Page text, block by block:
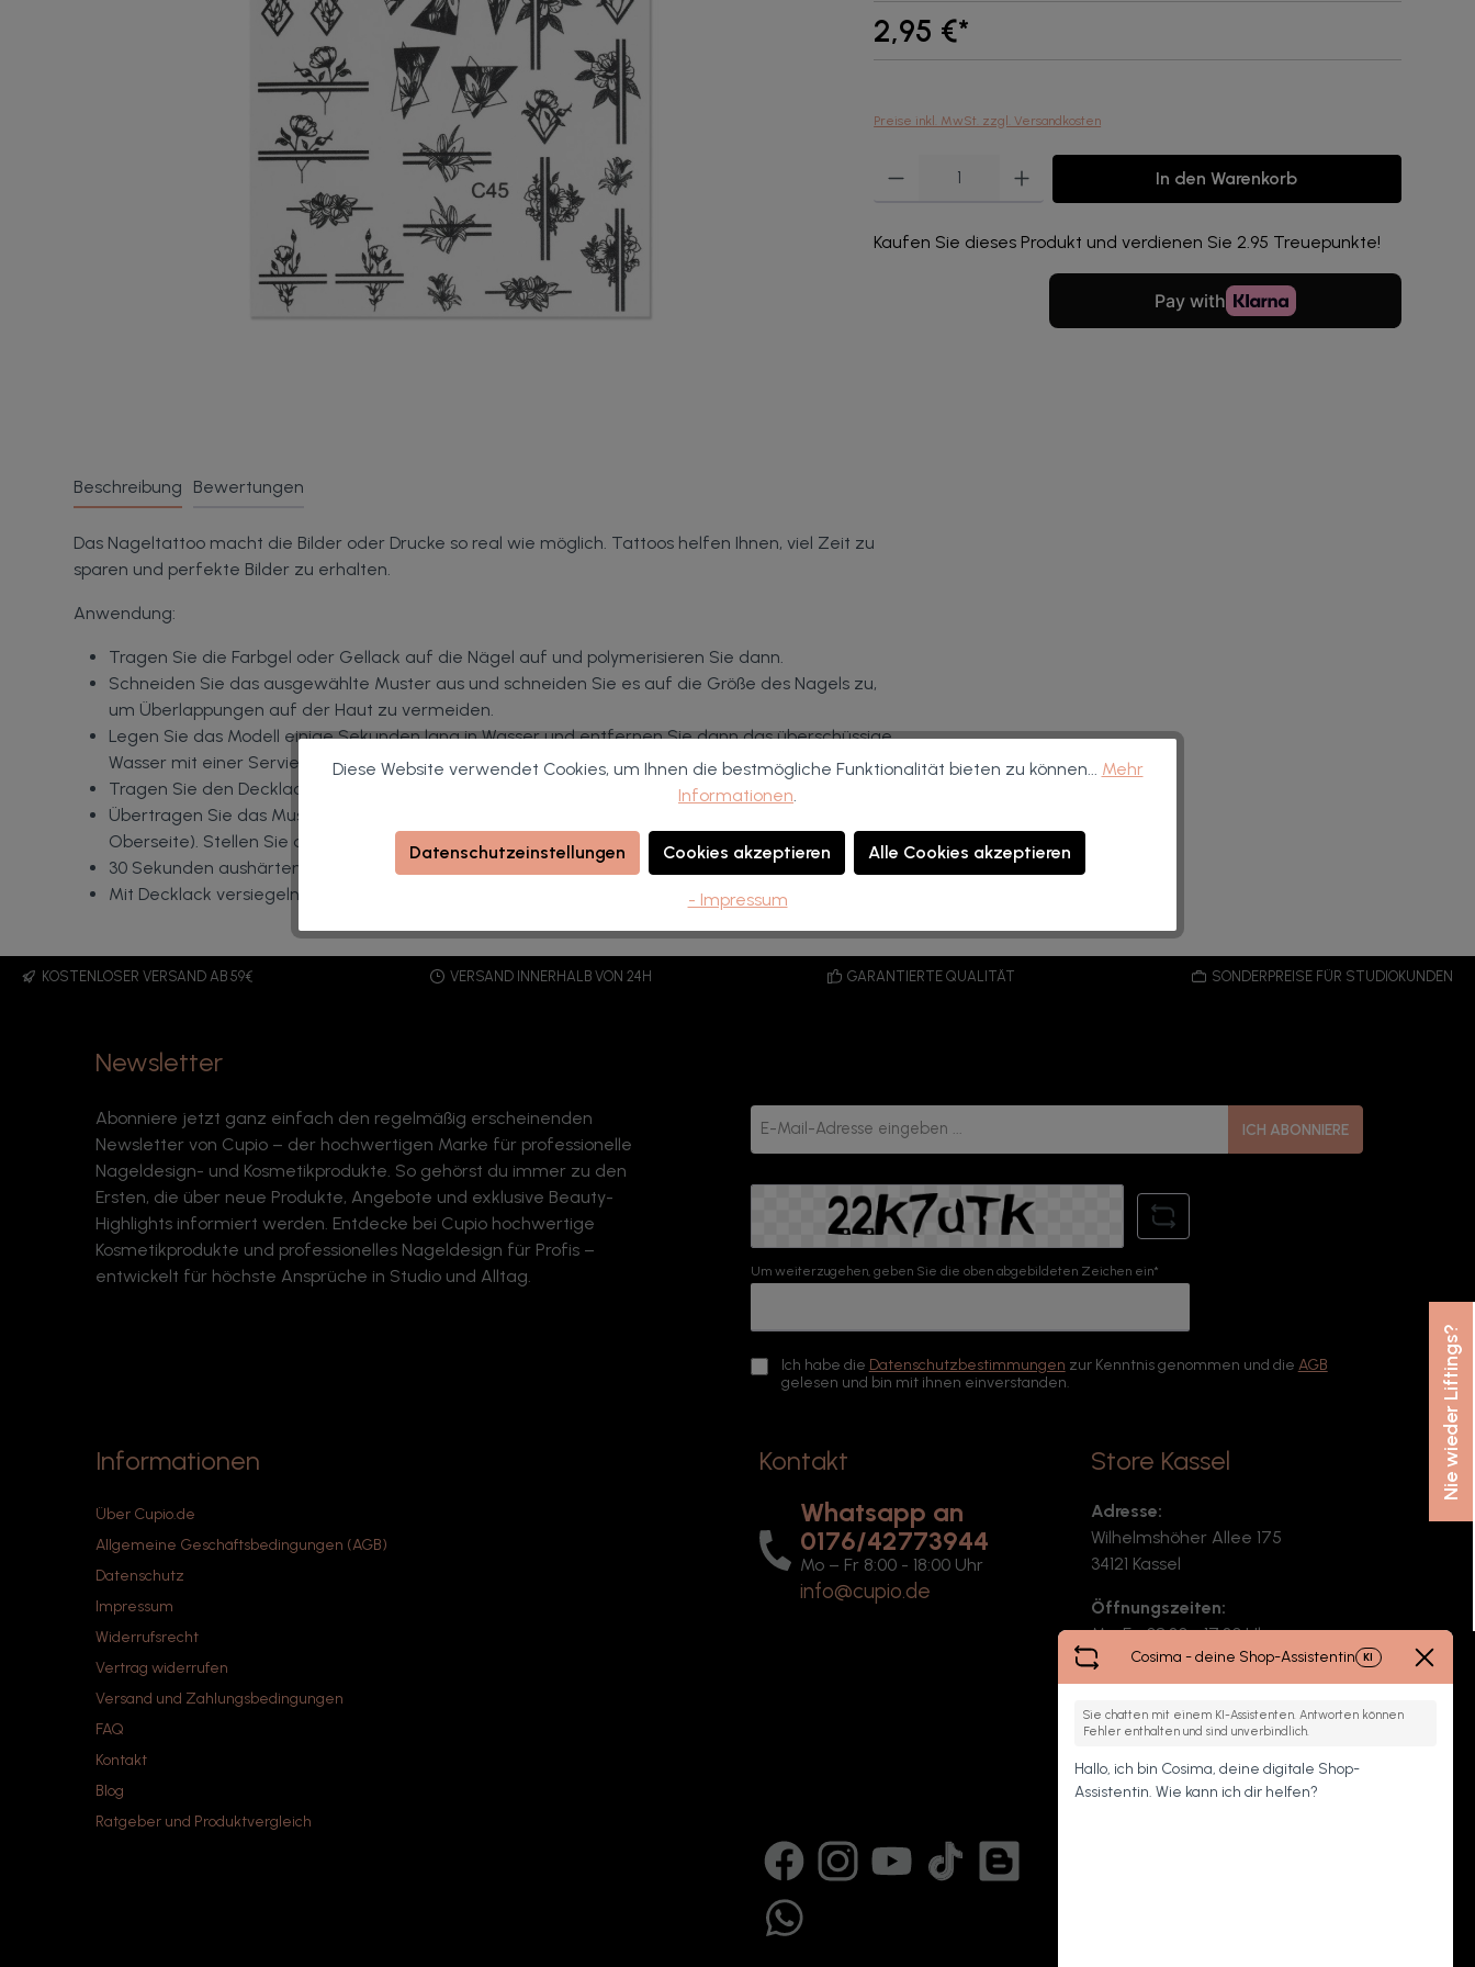
2,95 €*
Preise inkl. MwSt. zzgl. Versandkosten
Produkt Anzahl: Gib den gewünschten Wert ein oder benutze die Schaltflächen um die Anzahl zu
In den Warenkorb
Kaufen Sie dieses Produkt und verdienen Sie 2.95 Treuepunkte!
Beschreibung Bewertungen
Das Nageltattoo macht die Bilder oder Drucke so real wie möglich. Tattoos helfen Ihnen, viel Zeit zu
sparen und perfekte Bilder zu erhalten.
Anwendung:
Tragen Sie die Farbgel oder Gellack auf die Nägel auf und polymerisieren Sie dann.
Schneiden Sie das ausgewählte Muster aus und schneiden Sie es auf die Größe des Nagels zu,
um Überlappungen auf der Haut zu vermeiden.
Legen Sie das Modell einige Sekunden lang in Wasser und entfernen Sie dann das überschüssige
Wasser mit einer Serviette.
Tragen Sie den Decklack auf den Nagel auf, härten Sie ihn jedoch noch nicht aus.
Übertragen Sie das Muster vom Papierhalter auf den Nagel (über die ungehärtete
Oberseite). Stellen Sie das Modell einfach mit Ihrem Finger ein.
30 Sekunden aushärten lassen, dann den Überschuss zerkleinern.
Mit Decklack versiegeln, vollständig polymerisieren.
KOSTENLOSER VERSAND AB 59€ VERSAND INNERHALB VON 24H GARANTIERTE QUALITÄT SONDERPREISE FÜR STUDIOKUNDEN
Newsletter
Abonniere jetzt ganz einfach den regelmäßig erscheinenden
Newsletter von Cupio – der hochwertigen Marke für professionelle
Nageldesign- und Kosmetikprodukte. So gehörst du immer zu den
Ersten, die über neue Produkte, Angebote und exklusive Beauty-
Highlights informiert werden. Entdecke bei Cupio hochwertige
Kosmetikprodukte und professionelles Nageldesign für Profis –
entwickelt für höchste Ansprüche in Studio und Alltag.
Mail-
Adresse*
ICH ABONNIERE
Um weiterzugehen, geben Sie die oben abgebildeten Zeichen ein*
Ich habe die Datenschutzbestimmungen zur Kenntnis genommen und die AGB
gelesen und bin mit ihnen einverstanden.
Informationen
Über Cupio.de
Allgemeine Geschäftsbedingungen (AGB)
Datenschutz
Impressum
Widerrufsrecht
Vertrag widerrufen
Versand und Zahlungsbedingungen
FAQ
Kontakt
Blog
Ratgeber und Produktvergleich
Kontakt
Whatsapp an
0176/42773944
Mo – Fr 8:00 - 18:00 Uhr
info@cupio.de
Store Kassel
Adresse:
Wilhelmshöher Allee 175
34121 Kassel
Öffnungszeiten:
Mo-Fr: 08:30 - 17:30 Uhr
Sa: 10:00 - 13:00 Uhr
Routenplaner starten
FacebookInstagramYouTubeTikTok Blog
WhatsApp
Nie wieder Liftings?
Diese Website verwendet Cookies, um Ihnen die bestmögliche Funktionalität bieten zu können... Mehr
Informationen.
Datenschutzeinstellungen Cookies akzeptieren Alle Cookies akzeptieren
- Impressum
Cosima - deine Shop-Assistentin KI
Sie chatten mit einem KI-Assistenten. Antworten können
Fehler enthalten und sind unverbindlich.
Hallo, ich bin Cosima, deine digitale Shop-
Assistentin. Wie kann ich dir helfen?